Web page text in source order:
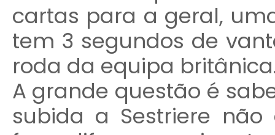
cartas para a geral,
tem 3 segundos de
roda da equipa
A grande questão é
subida a Sestriere